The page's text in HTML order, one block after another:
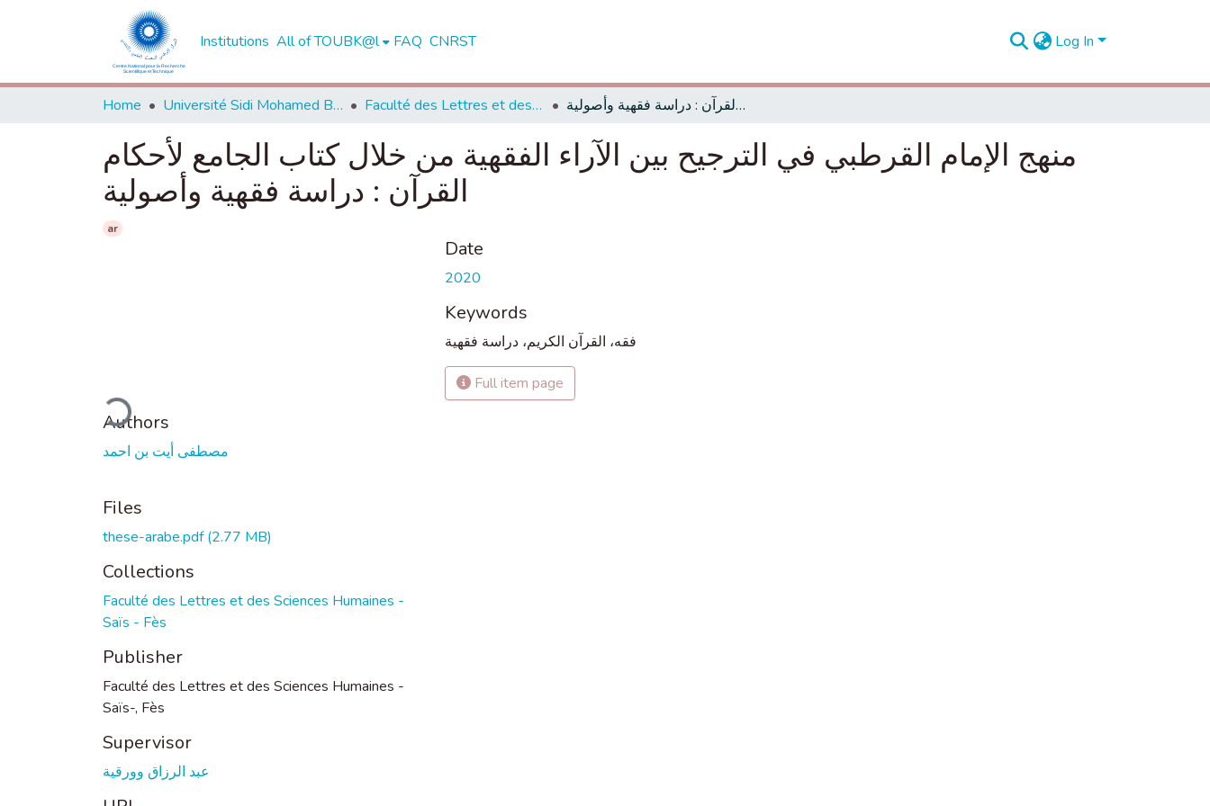
Institutions All of TOUBK@l FAQ CNRST Log In
Home Université Sidi Mohamed Ben Abdellah de Fès Faculté des Lettres et des Sciences Humaines - Saïs - Fès منهج الإمام القرطبي في الترجيح بين الآراء الفقهية من خلال كتاب الجامع لأحكام القرآن : دراسة فقهية وأصولية
منهج الإمام القرطبي في الترجيح بين الآراء الفقهية من خلال كتاب الجامع لأحكام
القرآن : دراسة فقهية وأصولية
ar
Loading...
Authors
مصطفى أيت بن احمد
Files
these-arabe.pdf(2.77 MB)
Collections
Faculté des Lettres et des Sciences Humaines -
Saïs - Fès
Publisher
Faculté des Lettres et des Sciences Humaines -
Saïs-, Fès
Supervisor
عبد الرزاق وورقية
Date
2020
Keywords
فقه، القرآن الكريم، دراسة فقهية
Full item page